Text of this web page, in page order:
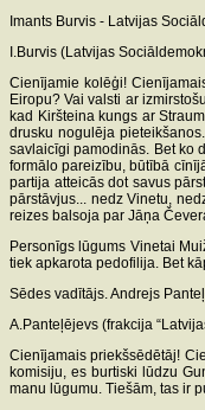
Imants Burvis - Latvijas
I.Burvis (Latvijas
Cienījamie kolēģi!
Eiropu? Vai valsti ar
kad Kiršteina kungs ar
drusku nogulēja
savlaicīgi pamodinās. Bet ko
formālo pareizību, būtībā
partija atteicās dot savus
pārstāvjus... nedz Vinetu,
reizes balsoja par Jāņa
Personīgs lūgums Vinetai
tiek apkarota pedofilija. Bet
Sēdes vadītājs. Andrejs
A.Panteļējevs (frakcija
Cienījamais priekšsēdētāj!
komisiju, es burtiski lūdzu
manu lūgumu. Tiešām, tas ir